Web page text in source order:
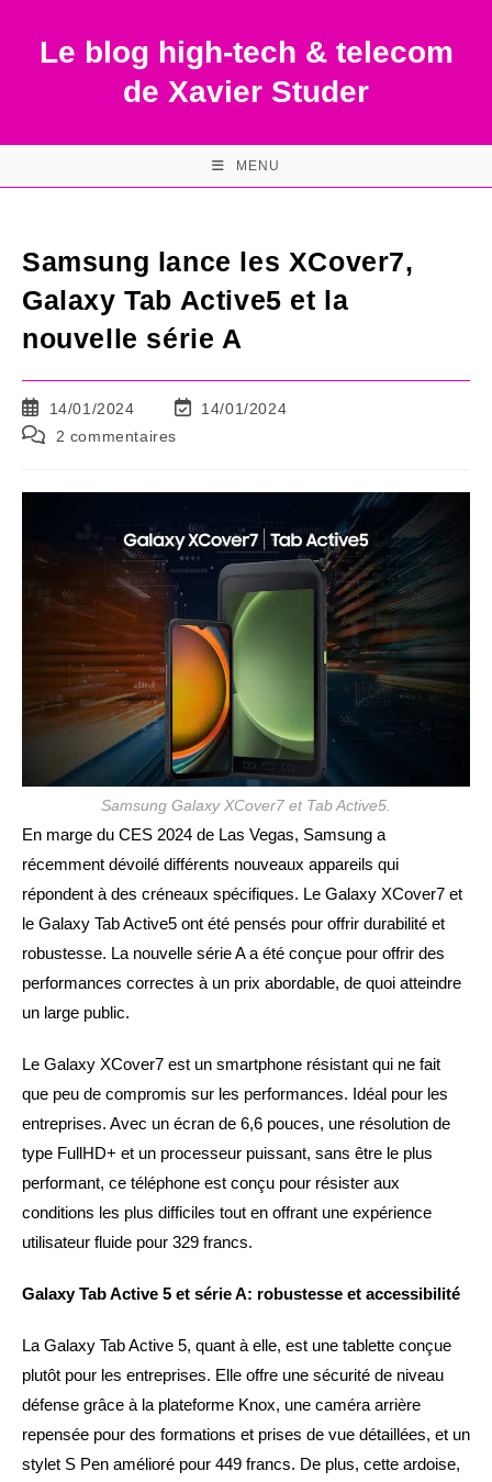
contentLe blog high-tech & telecom
de Xavier Studer
MENU
Samsung lance les XCover7,
Galaxy Tab Active5 et la
nouvelle série A
Publication
publiée :
14/01/2024
Dernière
publication :
14/01/2024
Commentaires
publication :
2 commentaires
Samsung Galaxy XCover7 et Tab Active5.
En marge du CES 2024 de Las Vegas, Samsung a
récemment dévoilé différents nouveaux appareils qui
répondent à des créneaux spécifiques. Le Galaxy XCover7 et
le Galaxy Tab Active5 ont été pensés pour offrir durabilité et
robustesse. La nouvelle série A a été conçue pour offrir des
performances correctes à un prix abordable, de quoi atteindre
un large public.
Le Galaxy XCover7 est un smartphone résistant qui ne fait
que peu de compromis sur les performances. Idéal pour les
entreprises. Avec un écran de 6,6 pouces, une résolution de
type FullHD+ et un processeur puissant, sans être le plus
performant, ce téléphone est conçu pour résister aux
conditions les plus difficiles tout en offrant une expérience
utilisateur fluide pour 329 francs.
Galaxy Tab Active 5 et série A: robustesse et accessibilité
La Galaxy Tab Active 5, quant à elle, est une tablette conçue
plutôt pour les entreprises. Elle offre une sécurité de niveau
défense grâce à la plateforme Knox, une caméra arrière
repensée pour des formations et prises de vue détaillées, et un
stylet S Pen amélioré pour 449 francs. De plus, cette ardoise,